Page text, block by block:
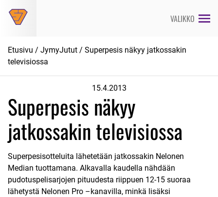
suoraan
VALIKKO
Etusivu / JymyJutut / Superpesis näkyy jatkossakin
televisiossa
15.4.2013
Superpesis näkyy
jatkossakin televisiossa
Superpesisotteluita lähetetään jatkossakin Nelonen
Median tuottamana. Alkavalla kaudella nähdään
pudotuspelisarjojen pituudesta riippuen 12-15 suoraa
lähetystä Nelonen Pro –kanavilla, minkä lisäksi